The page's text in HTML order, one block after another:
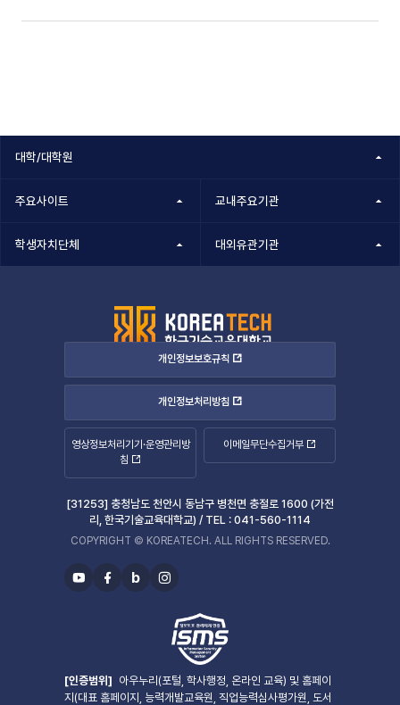
대학/대학원
주요사이트 교내주요기관
학생자치단체 대외유관기관
개인정보보호규칙
개인정보처리방침
영상정보처리기기·운영관리방
침
이메일무단수집거부
[31253] 충청남도 천안시 동남구 병천면 충절로 1600 (가전
리, 한국기술교육대학교) / TEL : 041-560-1114
COPYRIGHT © KOREATECH. ALL RIGHTS RESERVED.
유
페
b
블
인
타
그
[인증범위] 아우누리(포털, 학사행정, 온라인 교육) 및 홈페이
지(대표 홈페이지, 능력개발교육원, 직업능력심사평가원, 도서